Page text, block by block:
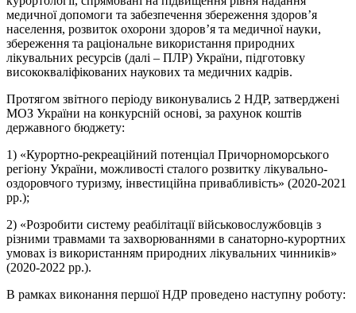
медичної допомоги та забезпечення збереження здоров’я
населення, розвиток охорони здоров’я та медичної науки,
збереження та раціональне використання природних
лікувальних ресурсів (далі – ПЛР) України, підготовку
висококваліфікованих наукових та медичних кадрів.
Протягом звітного періоду виконувались 2 НДР, затверджені
МОЗ України на конкурсній основі, за рахунок коштів
державного бюджету:
1) «Курортно-рекреаційний потенціал Причорноморського
регіону України, можливості сталого розвитку лікувально-
оздоровчого туризму, інвестиційна привабливість» (2020-2021
рр.);
2) «Розробити систему реабілітації військовослужбовців з
різними травмами та захворюваннями в санаторно-курортних
умовах із використанням природних лікувальних чинників»
(2020-2022 рр.).
В рамках виконання першої НДР проведено наступну роботу: